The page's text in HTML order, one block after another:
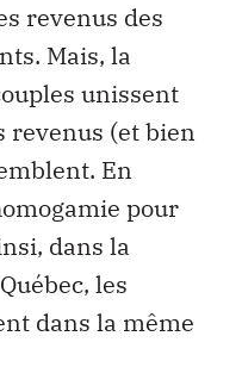
revenus des
Mais, la
unissent
revenus (et bien
En
pour
dans la
les
dans la même